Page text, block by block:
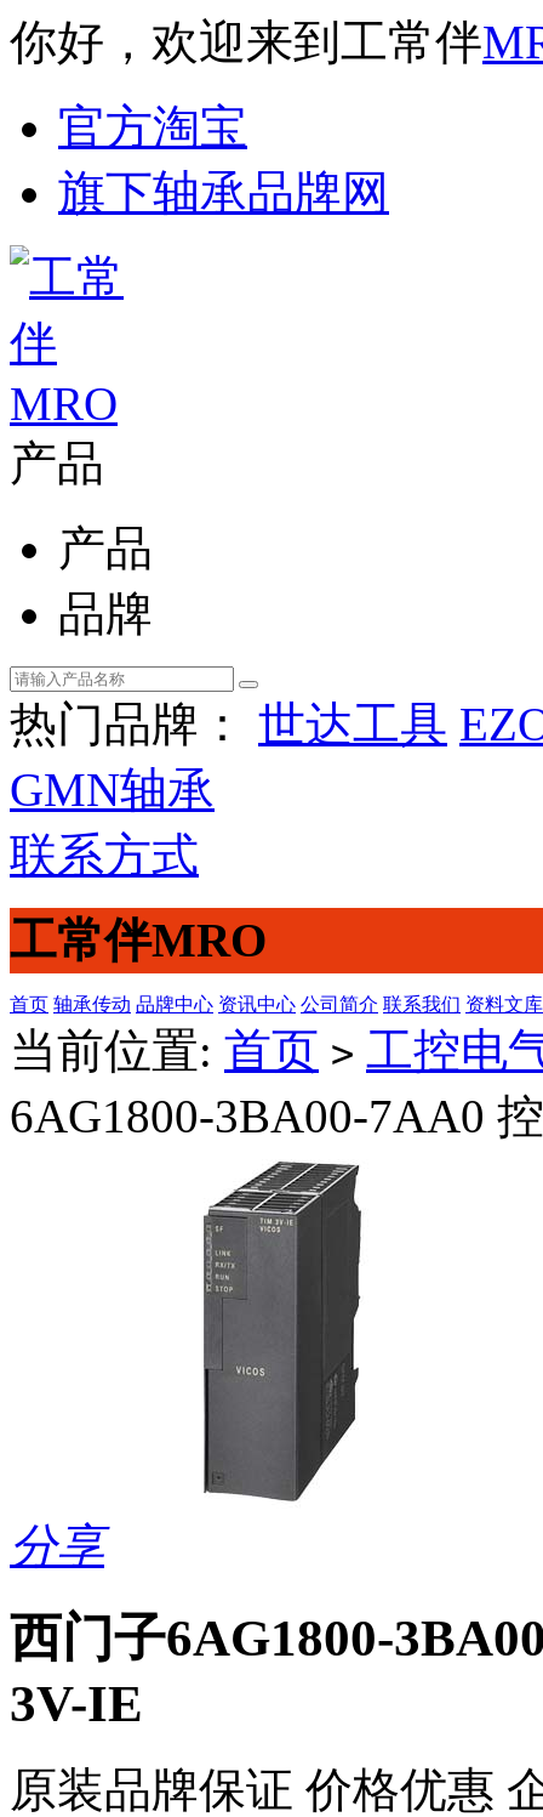
你好，欢迎来到工常伴
官方淘宝
旗下轴承品牌网
产品
产品
品牌
热门品牌： 世达工具
GMN轴承
联系方式
工常伴MRO
首页 轴承传动 品牌中心 资讯中心 公司简介 联系我们 资料文库
当前位置: 首页 > 工控电
6AG1800-3BA00-7AA0
分享
西门子6AG1800-
3V-IE
原装品牌保证 价格优惠